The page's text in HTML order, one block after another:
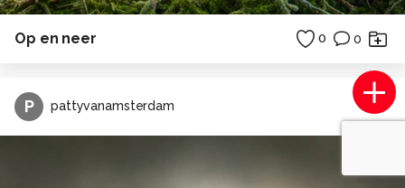
Op en neer 0 0
P pattyvanamsterdam